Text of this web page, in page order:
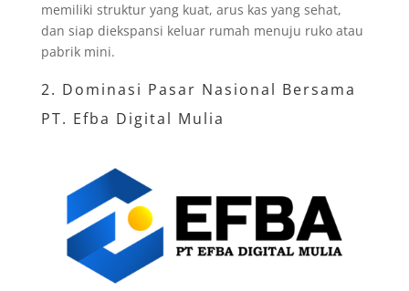
memiliki struktur yang kuat, arus kas yang sehat,
dan siap diekspansi keluar rumah menuju ruko atau
pabrik mini.
2. Dominasi Pasar Nasional Bersama
PT. Efba Digital Mulia